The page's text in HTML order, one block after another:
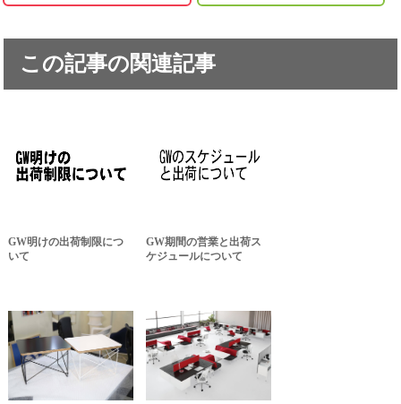
この記事の関連記事
GW明けの出荷制限につ
いて
GW期間の営業と出荷ス
ケジュールについて